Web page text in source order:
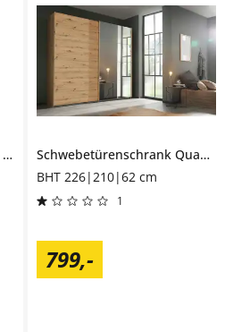
Schwebetürenschrank Quadra
BHT 226|210|62 cm
1
799,-